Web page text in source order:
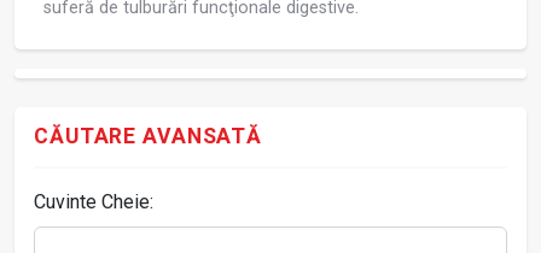
suferă de tulburări funcţionale digestive.
CĂUTARE AVANSATĂ
Cuvinte Cheie: